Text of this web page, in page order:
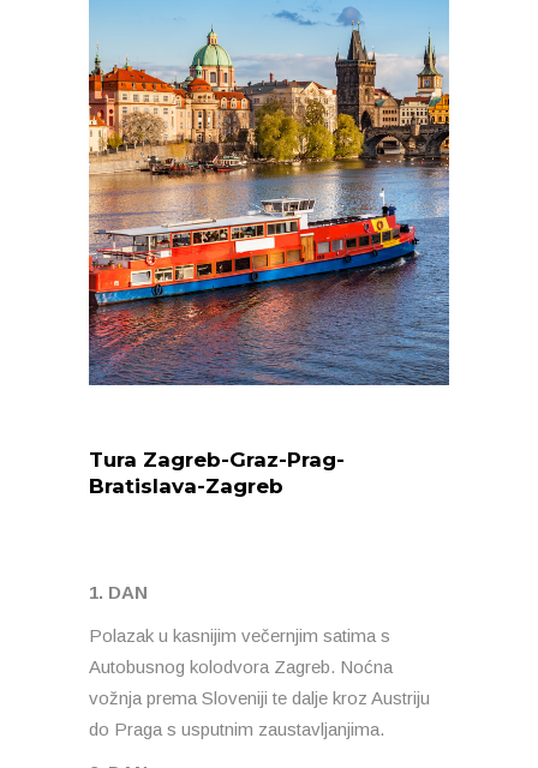
Tura Zagreb-Graz-Prag-
Bratislava-Zagreb
1. DAN
Polazak u kasnijim večernjim satima s
Autobusnog kolodvora Zagreb. Noćna
vožnja prema Sloveniji te dalje kroz Austriju
do Praga s usputnim zaustavljanjima.